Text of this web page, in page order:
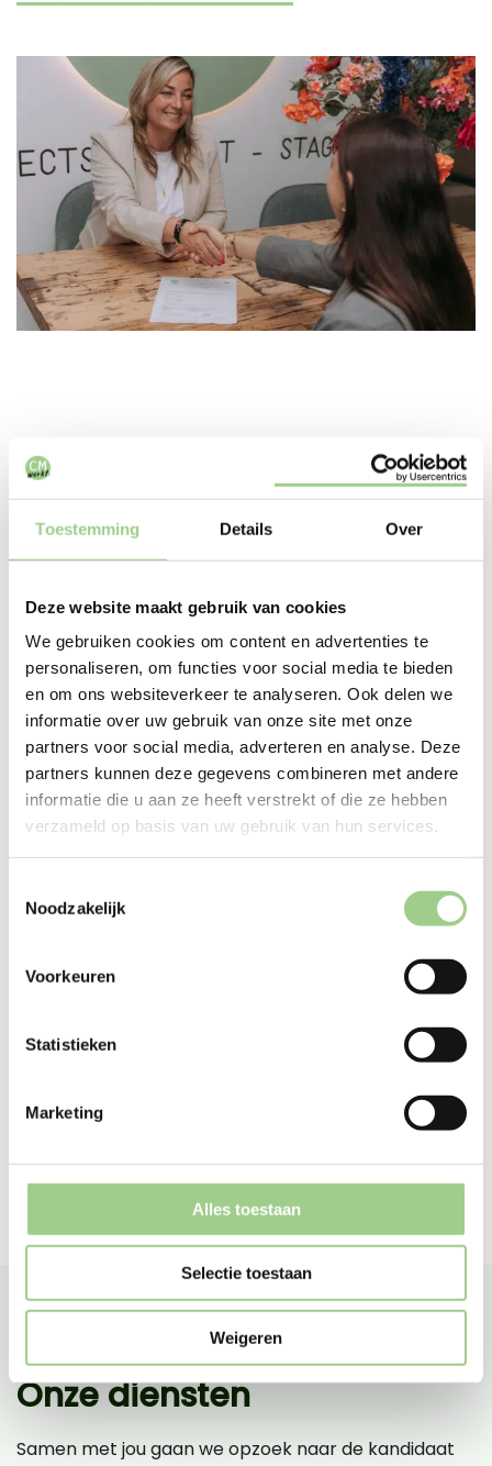
Toestemming Details Over
Deze website maakt gebruik van cookies
We gebruiken cookies om content en advertenties te
personaliseren, om functies voor social media te bieden
en om ons websiteverkeer te analyseren. Ook delen we
informatie over uw gebruik van onze site met onze
partners voor social media, adverteren en analyse. Deze
partners kunnen deze gegevens combineren met andere
informatie die u aan ze heeft verstrekt of die ze hebben
verzameld op basis van uw gebruik van hun services.
Noodzakelijk
Voorkeuren
Statistieken
Marketing
Alles toestaan
Selectie toestaan
Weigeren
In deze branches zijn we
actief
Techniek
Logistiek
Onze diensten
Samen met jou gaan we opzoek naar de kandidaat